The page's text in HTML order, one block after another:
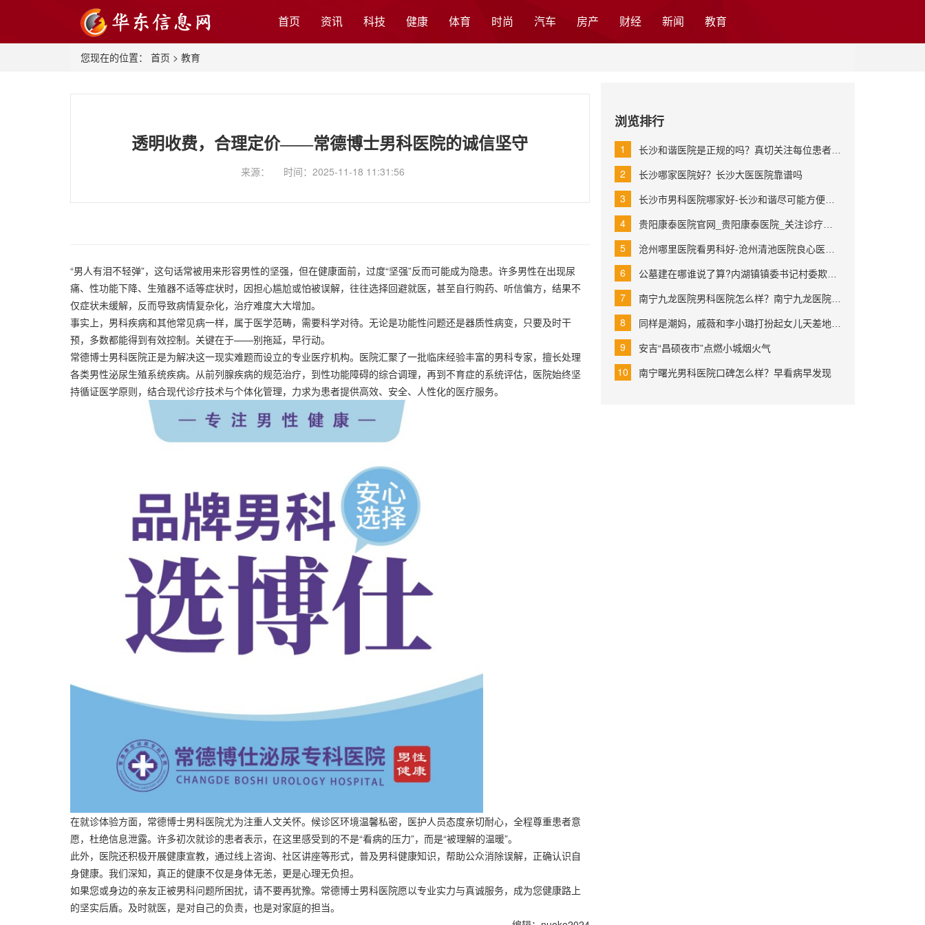
首页 资讯 科技 健康 体育 时尚 汽车 房产 财经 新闻 教育
您现在的位置： 首页 > 教育
透明收费，合理定价——常德博士男科医院的诚信坚守
来源： 时间：2025-11-18 11:31:56
“男人有泪不轻弹”，这句话常被用来形容男性的坚强，但在健康面前，过度“坚强”反而可能成为隐患。许多男性在出现尿
痛、性功能下降、生殖器不适等症状时，因担心尴尬或怕被误解，往往选择回避就医，甚至自行购药、听信偏方，结果不
仅症状未缓解，反而导致病情复杂化，治疗难度大大增加。
事实上，男科疾病和其他常见病一样，属于医学范畴，需要科学对待。无论是功能性问题还是器质性病变，只要及时干
预，多数都能得到有效控制。关键在于——别拖延，早行动。
常德博士男科医院正是为解决这一现实难题而设立的专业医疗机构。医院汇聚了一批临床经验丰富的男科专家，擅长处理
各类男性泌尿生殖系统疾病。从前列腺疾病的规范治疗，到性功能障碍的综合调理，再到不育症的系统评估，医院始终坚
持循证医学原则，结合现代诊疗技术与个体化管理，力求为患者提供高效、安全、人性化的医疗服务。
在就诊体验方面，常德博士男科医院尤为注重人文关怀。候诊区环境温馨私密，医护人员态度亲切耐心，全程尊重患者意
愿，杜绝信息泄露。许多初次就诊的患者表示，在这里感受到的不是“看病的压力”，而是“被理解的温暖”。
此外，医院还积极开展健康宣教，通过线上咨询、社区讲座等形式，普及男科健康知识，帮助公众消除误解，正确认识自
身健康。我们深知，真正的健康不仅是身体无恙，更是心理无负担。
如果您或身边的亲友正被男科问题所困扰，请不要再犹豫。常德博士男科医院愿以专业实力与真诚服务，成为您健康路上
的坚实后盾。及时就医，是对自己的负责，也是对家庭的担当。
浏览排行
长沙和谐医院是正规的吗？真切关注每位患者的一点一滴
长沙哪家医院好？长沙大医医院靠谱吗
长沙市男科医院哪家好-长沙和谐尽可能方便患者就医
贵阳康泰医院官网_贵阳康泰医院_关注诊疗新趋势
沧州哪里医院看男科好-沧州清池医院良心医院为您服务
公墓建在哪谁说了算?内湖镇镇委书记村委欺上瞒下耕地变
南宁九龙医院男科医院怎么样？南宁九龙医院尽最大可能
同样是潮妈，戚薇和李小璐打扮起女儿天差地别，网友：
安吉“昌硕夜市”点燃小城烟火气
南宁曙光男科医院口碑怎么样？早看病早发现